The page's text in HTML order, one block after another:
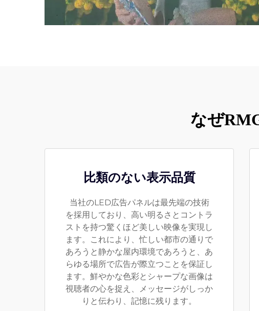
なぜ
比類のない表示品質
当社のLED広告パネルは最先端の技術
を採用しており、高い明るさとコントラ
ストを持つ驚くほど美しい映像を実現し
ます。これにより、忙しい都市の通りで
あろうと静かな屋内環境であろうと、あ
らゆる場所で広告が際立つことを保証し
ます。鮮やかな色彩とシャープな画像は
視聴者の心を捉え、メッセージがしっか
りと伝わり、記憶に残ります。